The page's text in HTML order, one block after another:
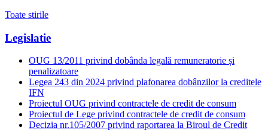
Toate stirile
Legislatie
OUG 13/2011 privind dobânda legală remuneratorie și
penalizatoare
Legea 243 din 2024 privind plafonarea dobânzilor la creditele
IFN
Proiectul OUG privind contractele de credit de consum
Proiectul de Lege privind contractele de credit de consum
Decizia nr.105/2007 privind raportarea la Biroul de Credit